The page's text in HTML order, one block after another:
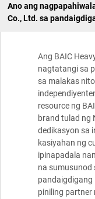
Ano ang
Co., Ltd. sa
Ang BAIC
nagtatangi sa
sa malakas
resource ng
brand tulad ng
dedikasyon sa
kasiyahan ng
ipinapadala
na sumusunod
pandaigdigang
piniling partner